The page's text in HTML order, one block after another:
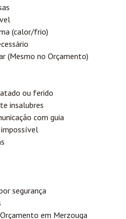
(calor/frio)
(Mesmo no Orçamento)
ou ferido
insalubres
com guia
impossível
segurança
em Merzouga